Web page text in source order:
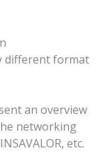
different format
an overview
networking
etc.